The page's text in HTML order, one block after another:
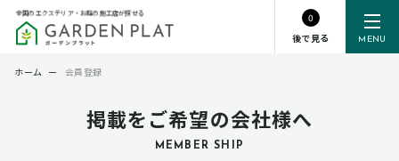
MENU
全国のエクステリア・お庭の施工店が探せる
0
後で見る
掲載をご希望の会社様へ
MEMBER SHIP
ホーム ー 会員登録